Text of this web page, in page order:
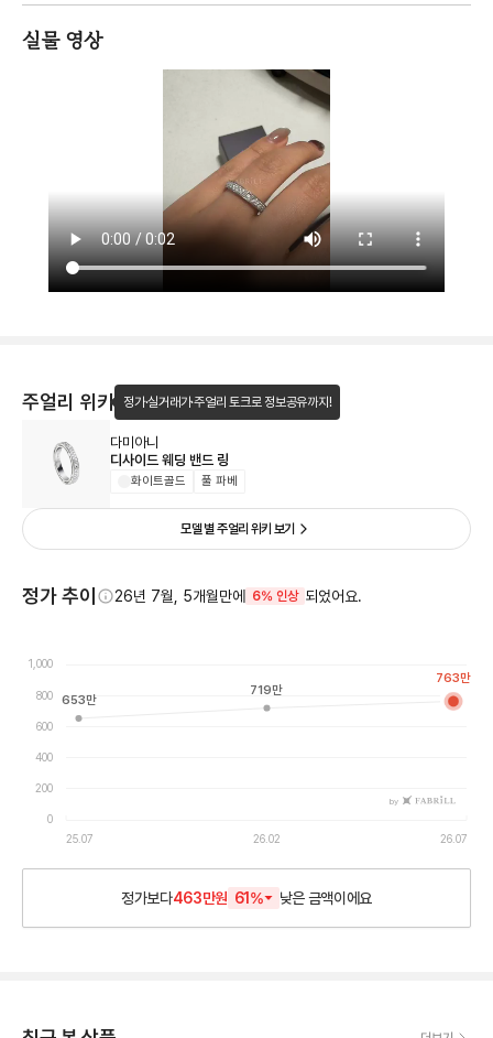
실물 영상
주얼리 위키 정가·실거래가·주얼리 토크로 정보공유까지!
다미아니
디사이드 웨딩 밴드 링
화이트골드 풀 파베
모델 별 주얼리 위키 보기
정가 추이 26년 7월, 5개월만에 6% 인상 되었어요.
0
200
400
600
800
1,000
25.07 26.02 26.07
by
653만
719만
763만
정가보다463만원 61 % 낮은금액이에요